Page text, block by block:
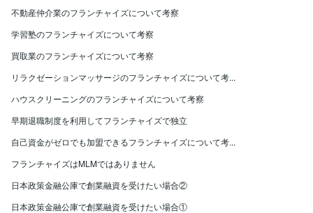
不動産仲介業のフランチャイズについて考察
学習塾のフランチャイズについて考察
買取業のフランチャイズについて考察
リラクゼーションマッサージのフランチャイズについて考...
ハウスクリーニングのフランチャイズについて考察
早期退職制度を利用してフランチャイズで独立
自己資金がゼロでも加盟できるフランチャイズについて考...
フランチャイズはMLMではありません
日本政策金融公庫で創業融資を受けたい場合②
日本政策金融公庫で創業融資を受けたい場合①